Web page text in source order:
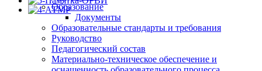
Образование
Документы
Образовательные стандарты и требования
Руководство
Педагогический состав
Материально-техническое обеспечение и